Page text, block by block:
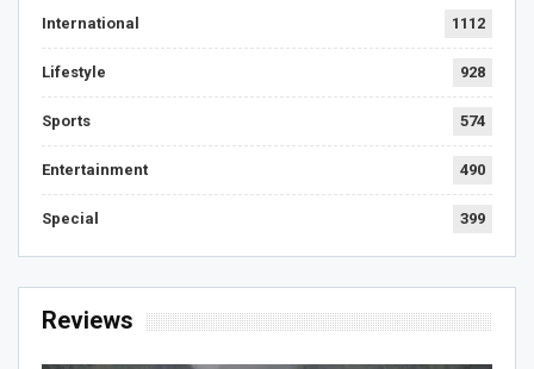
International 1112
Lifestyle 928
Sports 574
Entertainment 490
Special 399
Reviews